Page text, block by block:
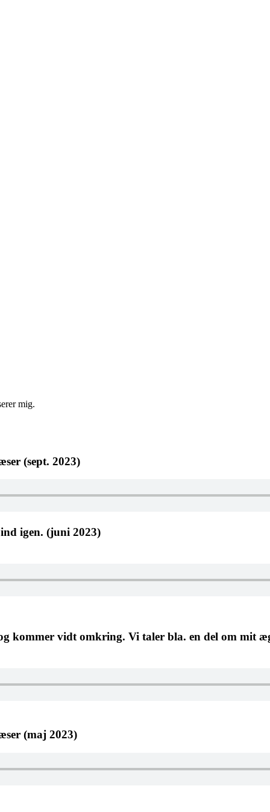
mig.
(sept. 2023)
igen. (juni 2023)
kommer vidt omkring. Vi taler bla. en del om mit
(maj 2023)